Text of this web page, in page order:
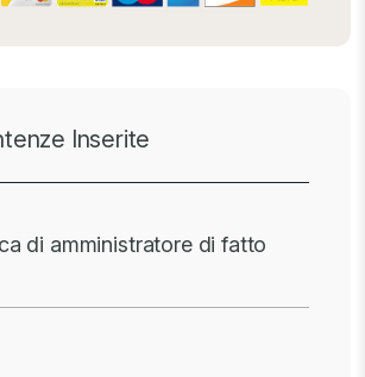
Inserite
di amministratore di fatto